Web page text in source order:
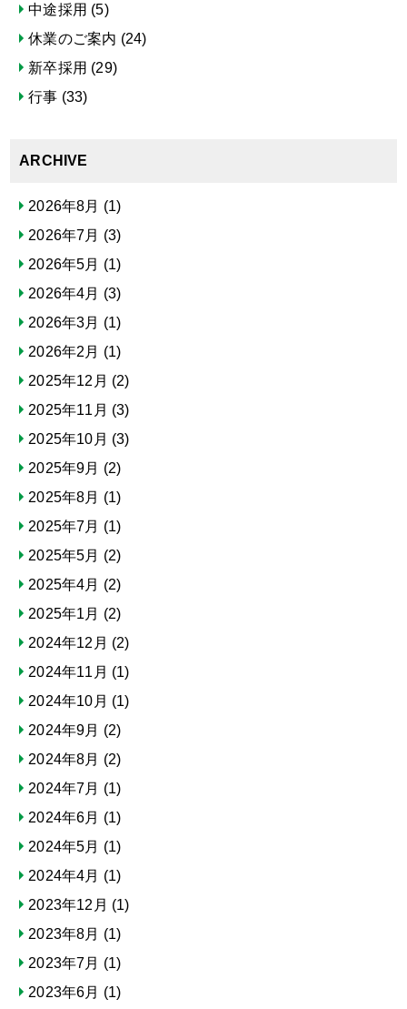
中途採用 (5)
休業のご案内 (24)
新卒採用 (29)
行事 (33)
ARCHIVE
2026年8月 (1)
2026年7月 (3)
2026年5月 (1)
2026年4月 (3)
2026年3月 (1)
2026年2月 (1)
2025年12月 (2)
2025年11月 (3)
2025年10月 (3)
2025年9月 (2)
2025年8月 (1)
2025年7月 (1)
2025年5月 (2)
2025年4月 (2)
2025年1月 (2)
2024年12月 (2)
2024年11月 (1)
2024年10月 (1)
2024年9月 (2)
2024年8月 (2)
2024年7月 (1)
2024年6月 (1)
2024年5月 (1)
2024年4月 (1)
2023年12月 (1)
2023年8月 (1)
2023年7月 (1)
2023年6月 (1)